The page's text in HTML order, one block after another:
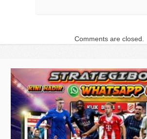
Comments are closed.